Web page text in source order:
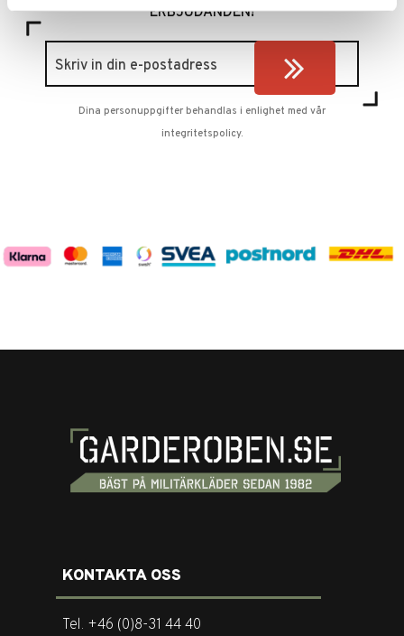
ERBJUDANDEN!
Dina personuppgifter behandlas i enlighet med vår
integritetspolicy.
KONTAKTA OSS
Tel. +46 (0)8-31 44 40